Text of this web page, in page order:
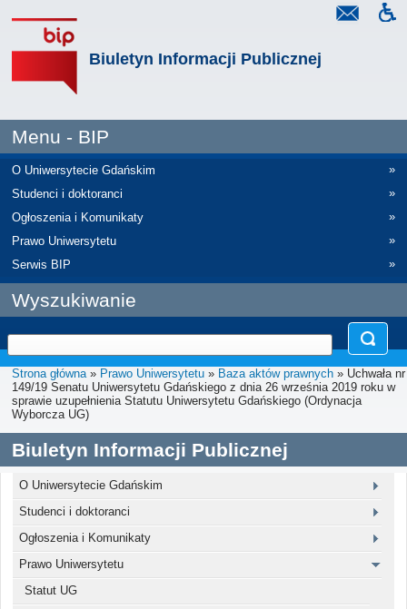
Biuletyn Informacji Publicznej
Menu - BIP
O Uniwersytecie Gdańskim
»
Studenci i doktoranci
»
Ogłoszenia i Komunikaty
»
Prawo Uniwersytetu
»
Serwis BIP
»
Wyszukiwanie
Strona główna» Prawo Uniwersytetu » Baza aktów prawnych » Uchwała nr
149/19 Senatu Uniwersytetu Gdańskiego z dnia 26 września 2019 roku w
sprawie uzupełnienia Statutu Uniwersytetu Gdańskiego (Ordynacja
Wyborcza UG)
Biuletyn Informacji Publicznej
O Uniwersytecie Gdańskim
Studenci i doktoranci
Ogłoszenia i Komunikaty
Prawo Uniwersytetu
Statut UG